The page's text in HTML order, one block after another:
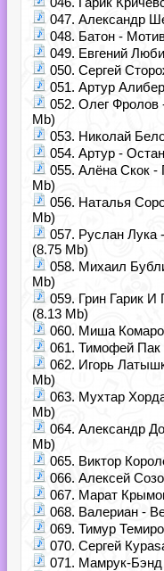
047. Александр
048. Батон -
049. Евгений
050. Сергей
051. Артур
052. Олег Фролов
Mb)
053. Николай
054. Артур -
055. Алёна Скок
Mb)
056. Наталья
Mb)
057. Руслан Лука
(8.75 Mb)
058. Михаил
Mb)
059. Грин Гарик
(8.13 Mb)
060. Миша
061. Тимофей Пак
062. Игорь
Mb)
063. Мухтар
Mb)
064. Александр
Mb)
065. Виктор
066. Алексей
067. Марат
068. Валериан -
069. Тимур
070. Сергей
071. Мамрук-